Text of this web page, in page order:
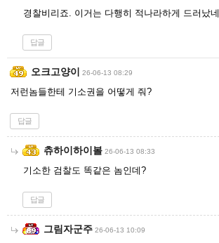
경찰비리죠. 이거는 다행히 적나라하게 드러났네
답글
오크고양이 26-06-13 08:29
저런놈들한테 기소권을 어떻게 줘?
답글
츄하이하이볼 26-06-13 08:33
기소한 검찰도 똑같은 놈인데?
답글
그림자군주 26-06-13 10:09